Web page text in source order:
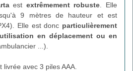
est extrêmement robuste . Elle
9 mètres de hauteur et est
Elle est donc particulièrement
en déplacement ou en
...).
avec 3 piles AAA.